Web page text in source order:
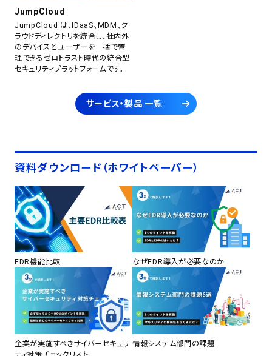
JumpCloud
JumpCloud は、IDaaS、MDM、ク
ラウドディレクトリを統合し、社内外
のデバイスとユーザーを一括で管
理できるゼロトラスト時代の統合型
セキュリティプラットフォームです。
サービス・製品 一覧
資料ダウンロード（ホワイトペーパー）
EDR機能比較 なぜEDR導入が必要なのか
企業が実施すべきサイバーセキュリ 情報システム部門の課題